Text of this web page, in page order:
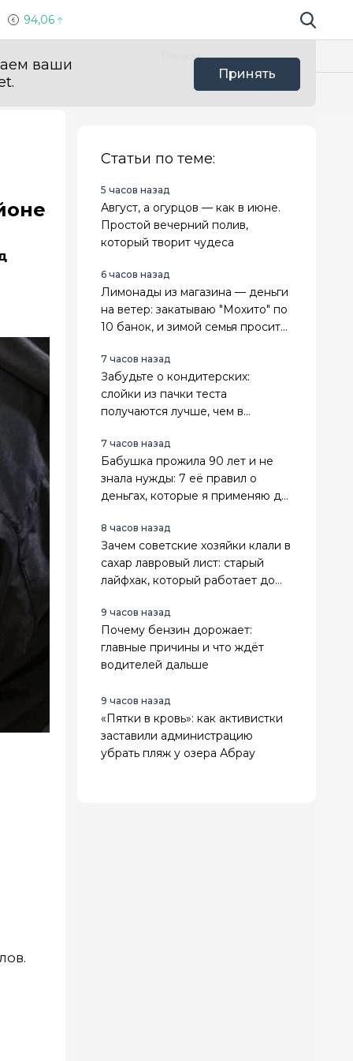
94,06 Поиск по
ваши
Принять
Польза
Статьи по теме:
5 часов назад
Август, а огурцов — как в июне.
Простой вечерний полив,
который творит чудеса
6 часов назад
Лимонады из магазина — деньги
на ветер: закатываю "Мохито" по
10 банок, и зимой семья просит
7 часов назад
Забудьте о кондитерских:
слойки из пачки теста
получаются лучше, чем в
7 часов назад
Бабушка прожила 90 лет и не
знала нужды: 7 её правил о
деньгах, которые я применяю до
8 часов назад
Зачем советские хозяйки клали в
сахар лавровый лист: старый
лайфхак, который работает до
9 часов назад
Почему бензин дорожает:
главные причины и что ждёт
водителей дальше
9 часов назад
«Пятки в кровь»: как активистки
заставили администрацию
убрать пляж у озера Абрау